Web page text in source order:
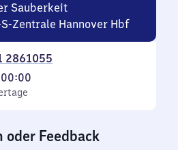
Sauberkeit
Zentrale Hannover Hbf
2861055
00:00
oder Feedback